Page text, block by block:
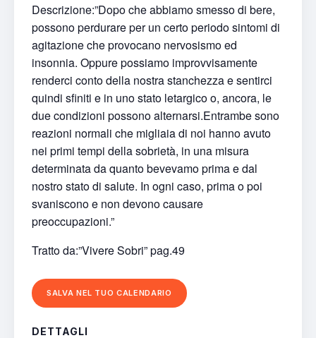
Descrizione:”Dopo che abbiamo smesso di bere,
possono perdurare per un certo periodo sintomi di
agitazione che provocano nervosismo ed
insonnia. Oppure possiamo improvvisamente
renderci conto della nostra stanchezza e sentirci
quindi sfiniti e in uno stato letargico o, ancora, le
due condizioni possono alternarsi.Entrambe sono
reazioni normali che migliaia di noi hanno avuto
nei primi tempi della sobrietà, in una misura
determinata da quanto bevevamo prima e dal
nostro stato di salute. In ogni caso, prima o poi
svaniscono e non devono causare
preoccupazioni.”
Tratto da:”Vivere Sobri” pag.49
SALVA NEL TUO CALENDARIO
DETTAGLI